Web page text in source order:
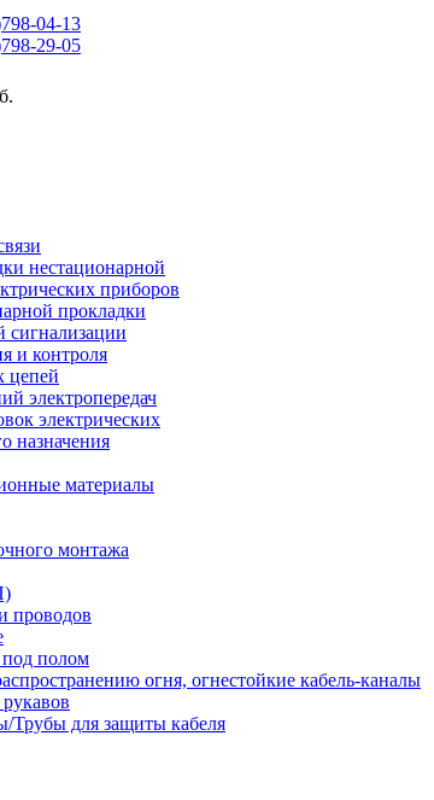
04-13
29-05
нестационарной
приборов
прокладки
сигнализации
и контроля
цепей
электропередач
электрических
назначения
материалы
монтажа
проводов
полом
огня, огнестойкие кабель-каналы
Трубы для защиты кабеля